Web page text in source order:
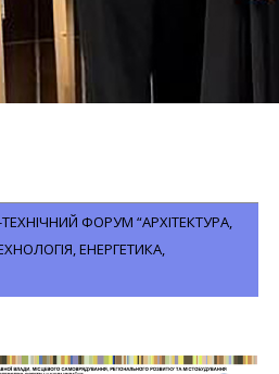
ФОРУМ “АРХІТЕКТУРА,
ЕНЕРГЕТИКА,